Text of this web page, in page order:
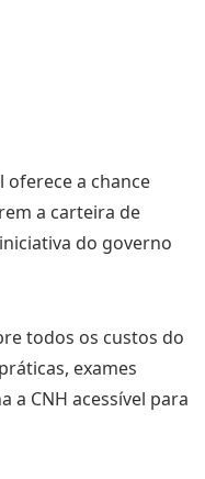
oferece a chance
a carteira de
do governo
todos os custos do
exames
a CNH acessível para